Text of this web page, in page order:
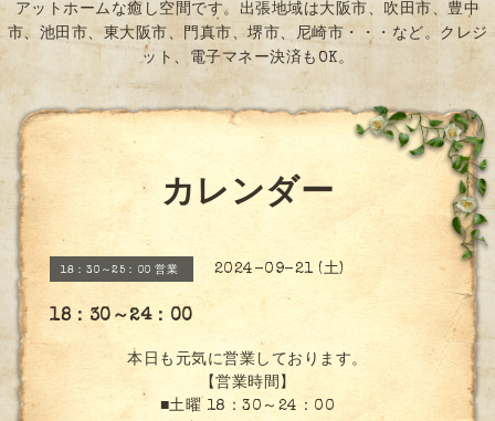
アットホームな癒し空間です。出張地域は大阪市、吹田市、豊中
市、池田市、東大阪市、門真市、堺市、尼崎市・・・など。クレジ
ット、電子マネー決済もOK。
カレンダー
18：30～25：00 営業 2024-09-21 (土)
18：30～24：00
本日も元気に営業しております。
【営業時間】
■土曜 18：30～24：00